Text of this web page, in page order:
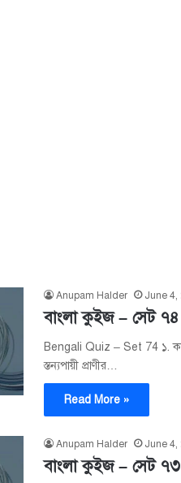
Anupam Halder June 4,
বাংলা কুইজ – সেট ৭৪
Bengali Quiz – Set 74 ১.
স্তন্যপায়ী প্রাণীর…
Read More »
Anupam Halder June 4,
বাংলা কুইজ – সেট ৭৩